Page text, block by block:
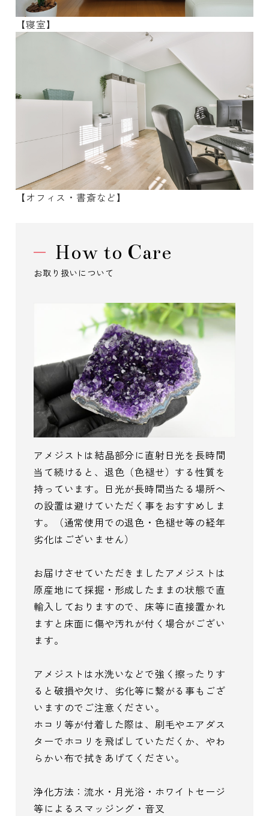
【寝室】
【オフィス・書斎など】
How to Care
お取り扱いについて
アメジストは結晶部分に直射日光を長時間
当て続けると、退色（色褪せ）する性質を
持っています。日光が長時間当たる場所へ
の設置は避けていただく事をおすすめしま
す。（通常使用での退色・色褪せ等の経年
劣化はございません）
お届けさせていただきましたアメジストは
原産地にて採掘・形成したままの状態で直
輸入しておりますので、床等に直接置かれ
ますと床面に傷や汚れが付く場合がござい
ます。
アメジストは水洗いなどで強く擦ったりす
ると破損や欠け、劣化等に繋がる事もござ
いますのでご注意ください。
ホコリ等が付着した際は、刷毛やエアダス
ターでホコリを飛ばしていただくか、やわ
らかい布で拭きあげてください。
浄化方法：流水・月光浴・ホワイトセージ
等によるスマッジング・音叉